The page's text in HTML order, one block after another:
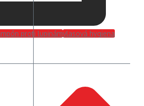
proti lupinámvlasová hygiena